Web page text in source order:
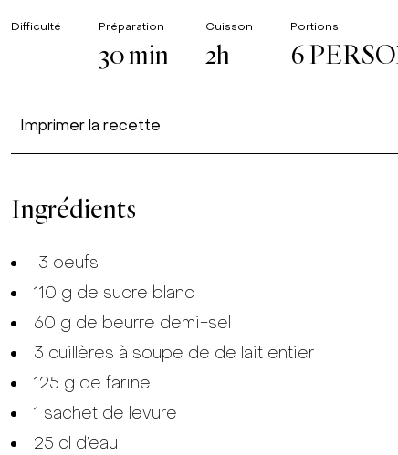
Difficulté Préparation
30 min
Cuisson
2h
Portions
6
Imprimer la recette
Ingrédients
3 oeufs
110 g de sucre blanc
60 g de beurre demi-sel
3 cuillères à soupe de de lait entier
125 g de farine
1 sachet de levure
25 cl d’eau